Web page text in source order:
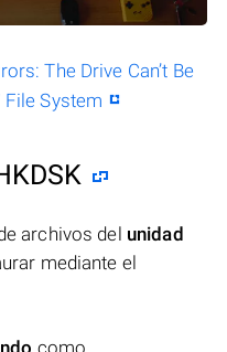
The Drive Can’t Be
File System
archivos del unidad
mediante el